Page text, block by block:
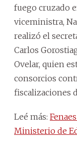
fuego cruzado
viceministra,
realizó el
Carlos
Ovelar, quien
consorcios
fiscalizaciones
Leé más:
Ministerio de